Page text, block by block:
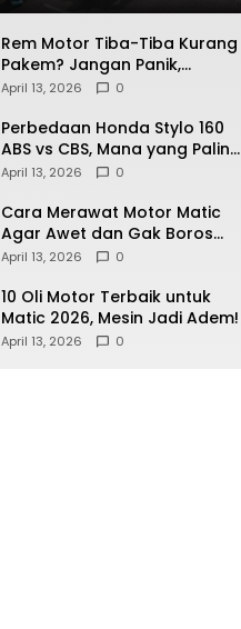
Rem Motor Tiba-Tiba Kurang
Pakem? Jangan Panik,
Lakukan Langkah Ini!
April 13, 2026 0
Perbedaan Honda Stylo 160
ABS vs CBS, Mana yang Paling
Pas?
April 13, 2026 0
Cara Merawat Motor Matic
Agar Awet dan Gak Boros
Bensin
April 13, 2026 0
10 Oli Motor Terbaik untuk
Matic 2026, Mesin Jadi Adem!
April 13, 2026 0